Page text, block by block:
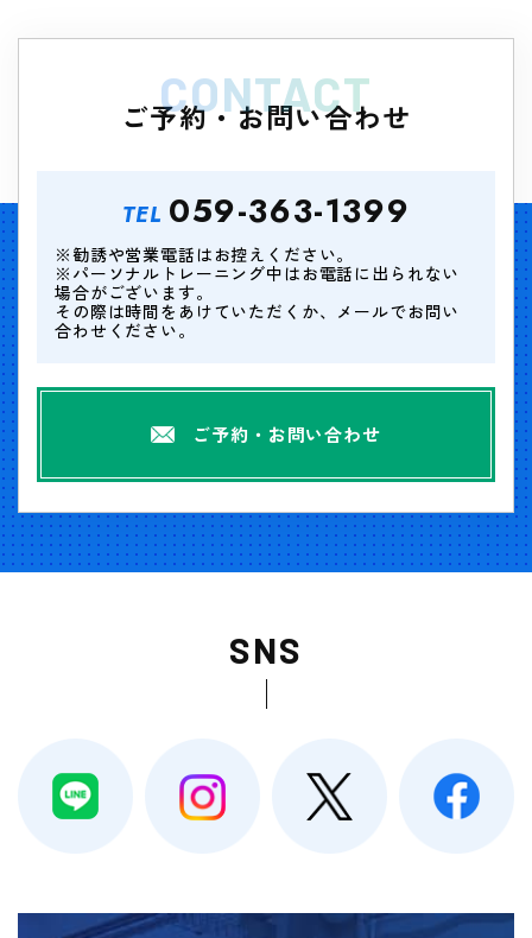
CONTACT
ご予約・お問い合わせ
TEL 059-363-1399
※勧誘や営業電話はお控えください。
※パーソナルトレーニング中はお電話に出られない
場合がございます。
その際は時間をあけていただくか、メールでお問い
合わせください。
ご予約・お問い合わせ
SNS